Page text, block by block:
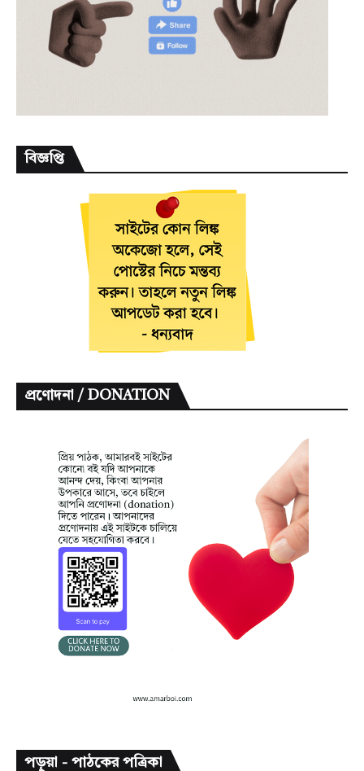
বিজ্ঞপ্তি
প্রণোদনা / DONATION
পড়ুয়া - পাঠকের পত্রিকা